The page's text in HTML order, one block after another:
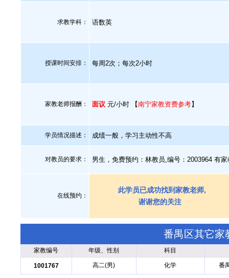
求教学科： 语数英
授课时间安排： 每周2次；每次2小时
家教老师报酬： 面议 元/小时 【南宁家教资费参考】
学员情况描述： 成绩一般，学习主动性不高
对教员的要求： 男生，免费预约：林教员,编号：2003964 有
在线预约：
此学员已成功找到家教老师,
谢谢您的关注
番禺区其它家
家教编号 年级、性别 科目
1001767 高二(男) 化学 番